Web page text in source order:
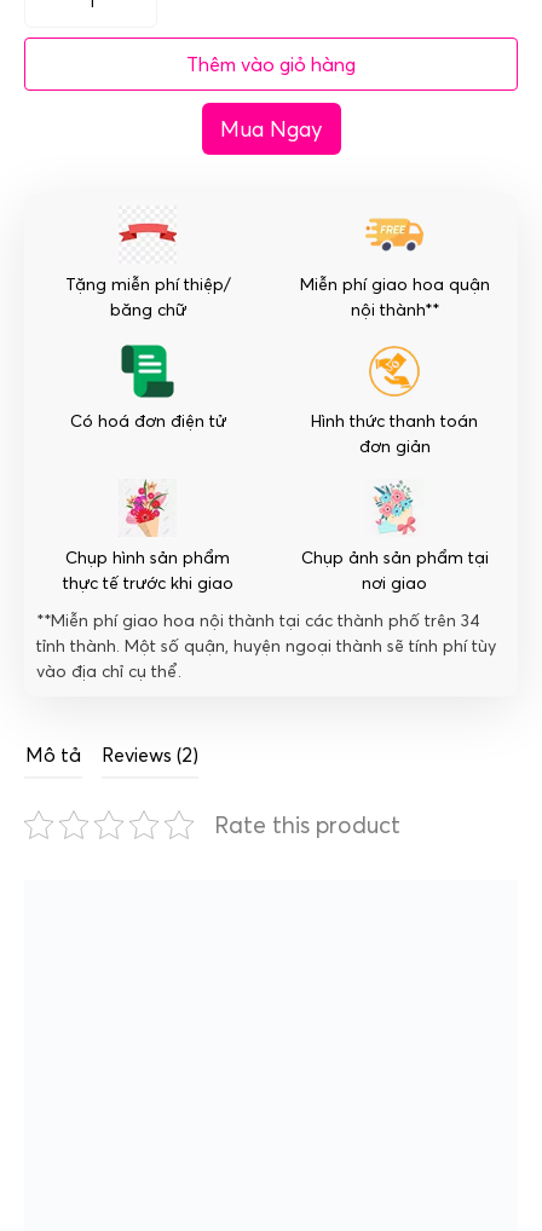
Lẵng
hoa
lượng
Thêm vào giỏ hàng
Mua Ngay
Tặng miễn phí thiệp/
băng chữ
Miễn phí giao hoa quận
nội thành**
Có hoá đơn điện tử
Hình thức thanh toán
đơn giản
Chụp hình sản phẩm
thực tế trước khi giao
Chụp ảnh sản phẩm tại
nơi giao
**Miễn phí giao hoa nội thành tại các thành phố trên 34
tỉnh thành. Một số quận, huyện ngoại thành sẽ tính phí tùy
vào địa chỉ cụ thể.
Mô tả Reviews (2)
Rate this product